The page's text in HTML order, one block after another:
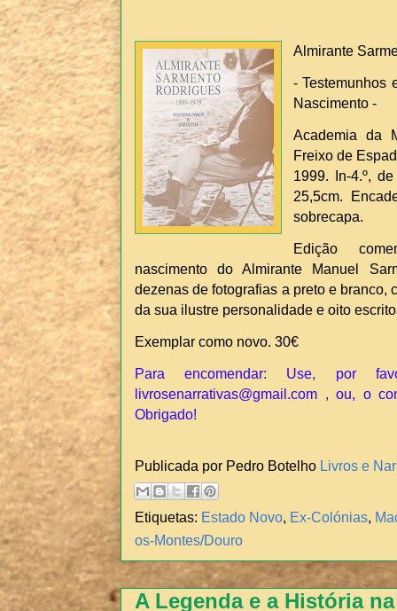
Almirante
-
Nascimento -
Academia da
Freixo de
1999. In-4.º,
25,5cm.
sobrecapa.
Edição
nascimento do Almirante Manuel
dezenas de fotografias a preto e branco,
da sua ilustre personalidade e oito
Exemplar como novo. 30€
Para encomendar: Use, por
livrosenarrativas@gmail.com , ou, o
Obrigado!
Publicada por Pedro Botelho Livros e
Etiquetas: Estado Novo, Ex-Colónias,
os-Montes/Douro
A Legenda e a História